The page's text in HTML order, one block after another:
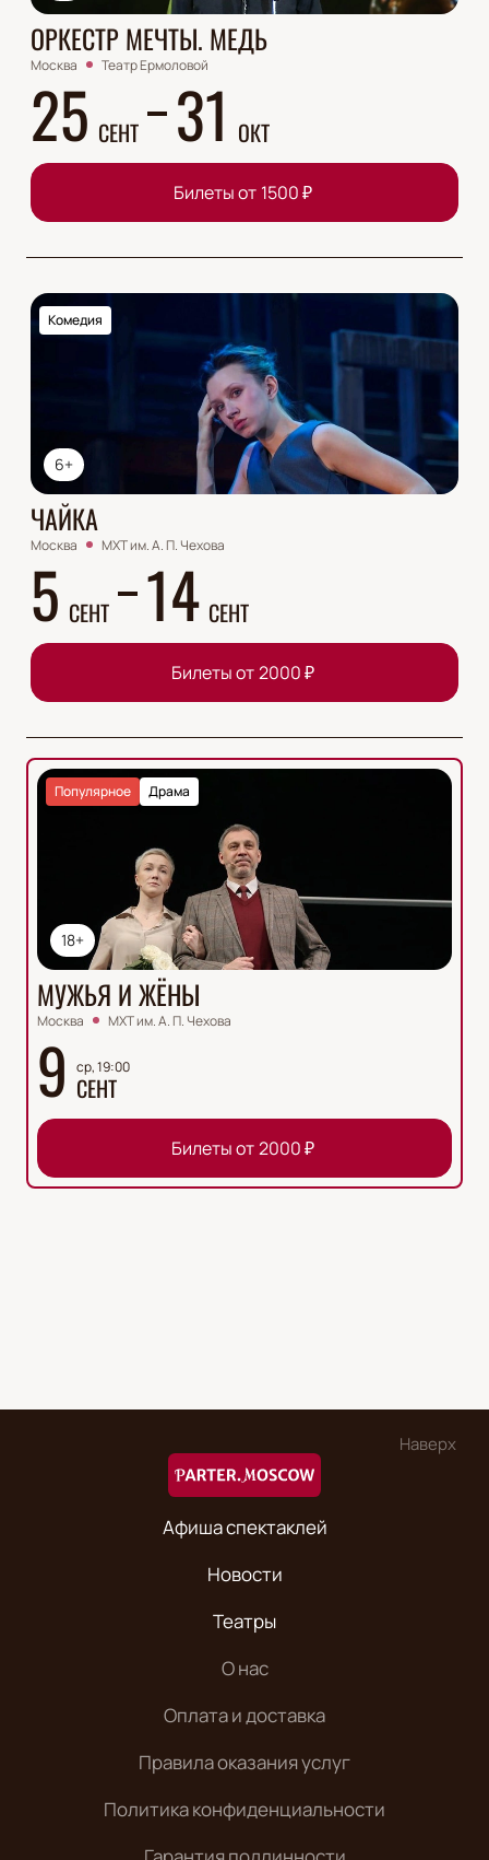
ОРКЕСТР МЕЧТЫ. МЕДЬ
Москва Театр Ермоловой
25 СЕНТ 31 ОКТ
Билеты от 1500₽
6+
Комедия
ЧАЙКА
Москва МХТ им. А. П. Чехова
5 СЕНТ 14 СЕНТ
Билеты от 2000₽
18+
Драма
Популярное
МУЖЬЯ И ЖЁНЫ
Москва МХТ им. А. П. Чехова
9 ср, 19:00
СЕНТ
Билеты от 2000₽
Наверх
Афиша спектаклей
Новости
Театры
О нас
Оплата и доставка
Правила оказания услуг
Политика конфиденциальности